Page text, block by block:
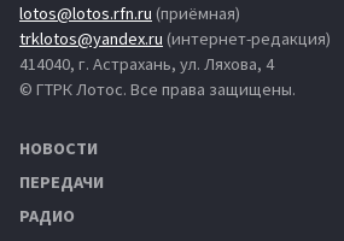
lotos@lotos.rfn.ru (приёмная)
trklotos@yandex.ru (интернет-редакция)
414040, г. Астрахань, ул. Ляхова, 4
© ГТРК Лотос. Все права защищены.
НОВОСТИ
ПЕРЕДАЧИ
РАДИО